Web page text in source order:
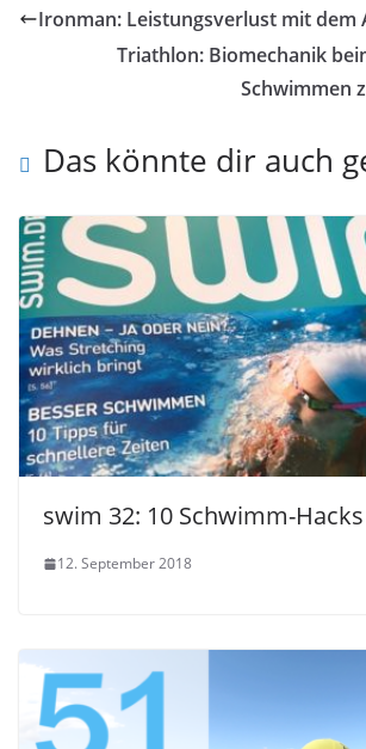
Ironman: Leistungsverlust mit dem
Triathlon: Biomechanik
Schwimmen
Das könnte dir auch
swim 32: 10 Schwimm-Hacks
12. September 2018